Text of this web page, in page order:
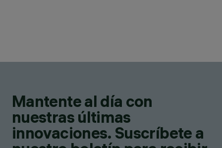
Mantente al día con
nuestras últimas
innovaciones. Suscríbete a